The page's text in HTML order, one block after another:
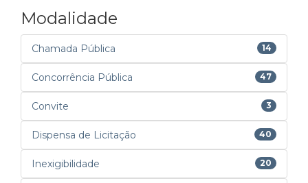
Modalidade
Chamada Pública 14
Concorrência Pública 47
Convite 3
Dispensa de Licitação 40
Inexigibilidade 20